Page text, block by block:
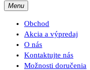
Menu
Obchod
Akcia a výpredaj
O nás
Kontaktujte nás
Možnosti doručenia